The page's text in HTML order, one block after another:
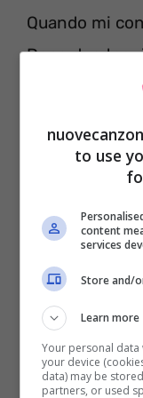
Quando mi
Dopo due
Mentre me la
E spero che
Tutti i miei
Non faccio
Yo no soy,
Spero che dio
E benedica il
Tutti i miei
to use
content
services
Store and/
Learn more
Your personal
your device
data) may be
partners, or used